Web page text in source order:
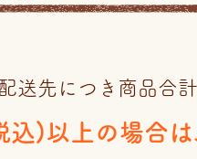
送先につき商品合
込)以上の場合